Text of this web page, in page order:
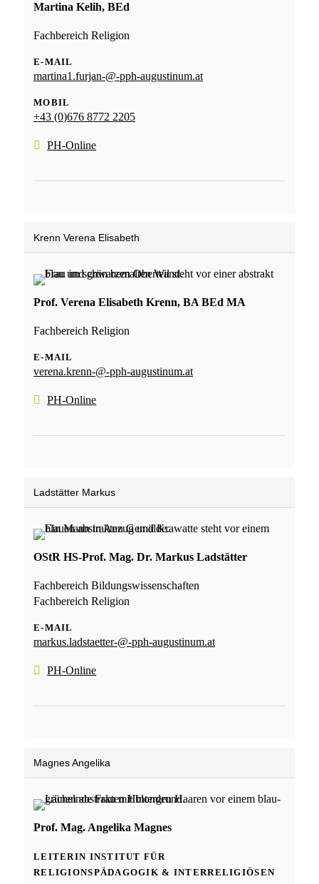
Martina Kelih, BEd
Fachbereich Religion
E-MAIL
martina1.furjan-@-pph-augustinum.at
MOBIL
+43 (0)676 8772 2205
PH-Online
Krenn Verena Elisabeth
Prof. Verena Elisabeth Krenn, BA BEd MA
Fachbereich Religion
E-MAIL
verena.krenn-@-pph-augustinum.at
PH-Online
Ladstätter Markus
OStR HS-Prof. Mag. Dr. Markus Ladstätter
Fachbereich Bildungswissenschaften
Fachbereich Religion
E-MAIL
markus.ladstaetter-@-pph-augustinum.at
PH-Online
Magnes Angelika
Prof. Mag. Angelika Magnes
LEITERIN INSTITUT FÜR
RELIGIONSPÄDAGOGIK & INTERRELIGIÖSEN